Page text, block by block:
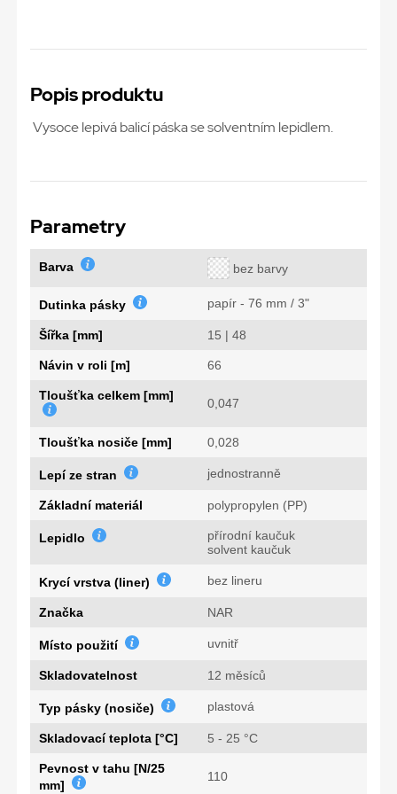
Popis produktu
Vysoce lepivá balicí páska se solventním lepidlem.
Parametry
Barva bez barvy
Dutinka pásky papír - 76 mm / 3"
Šířka [mm] 15 | 48
Návin v roli [m] 66
Tloušťka celkem [mm]
0,047
Tloušťka nosiče [mm] 0,028
Lepí ze stran jednostranně
Základní materiál polypropylen (PP)
Lepidlo
přírodní kaučuk
solvent kaučuk
Krycí vrstva (liner) bez lineru
Značka NAR
Místo použití uvnitř
Skladovatelnost 12 měsíců
Typ pásky (nosiče) plastová
Skladovací teplota [°C] 5 - 25 °C
Pevnost v tahu [N/25
mm]
110